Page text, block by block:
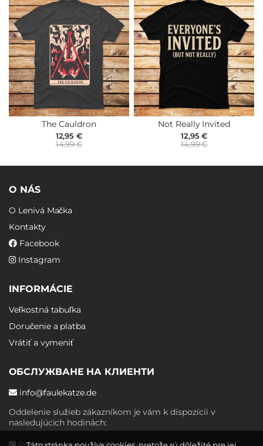
The Cauldron
12,95 €
14,99 €
Not Really Invited
12,95 €
14,99 €
O NÁS
O Lenivá Mačka
Kontakty
Facebook
Instagram
INFORMÁCIE
Veľkostná tabuľka
Doručenie a platba
Vrátiť a vymeniť
ОБСЛУЖВАНЕ НА КЛИЕНТИ
info@faulekatze.de
Oddelenie služieb zákazníkom je vám k dispozícii v
nasledujúcich hodinách: